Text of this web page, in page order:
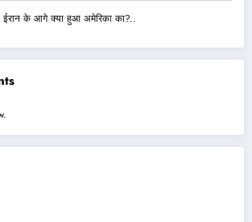
ईरान के आगे क्या हुआ अमेरिका का?..